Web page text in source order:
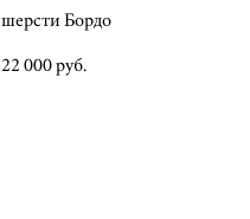
шерсти Бордо
22 000 pуб.